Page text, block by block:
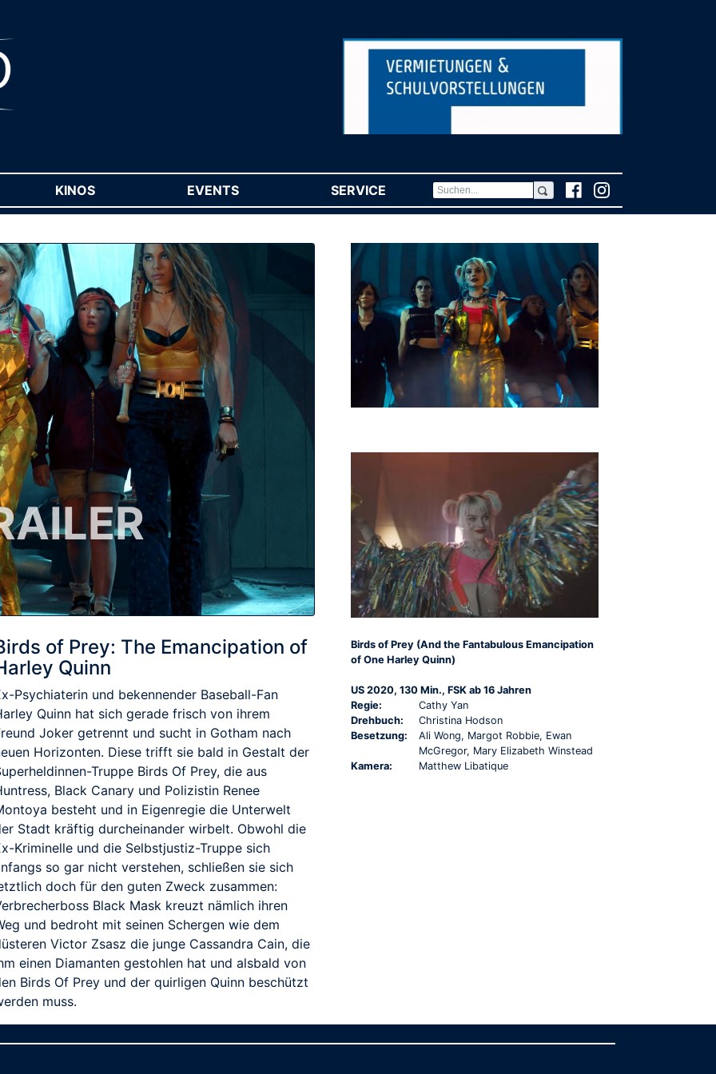
KINOS EVENTS SERVICE (CURRENT)
of Prey: The Emancipation of
Quinn
Psychiaterin und bekennender Baseball-Fan
Quinn hat sich gerade frisch von ihrem
Joker getrennt und sucht in Gotham nach
Horizonten. Diese trifft sie bald in Gestalt der
Truppe Birds Of Prey, die aus
Black Canary und Polizistin Renee
besteht und in Eigenregie die Unterwelt
Stadt kräftig durcheinander wirbelt. Obwohl die
Kriminelle und die Selbstjustiz-Truppe sich
so gar nicht verstehen, schließen sie sich
doch für den guten Zweck zusammen:
Black Mask kreuzt nämlich ihren
und bedroht mit seinen Schergen wie dem
Victor Zsasz die junge Cassandra Cain, die
einen Diamanten gestohlen hat und alsbald von
Birds Of Prey und der quirligen Quinn beschützt
muss.
Birds of Prey (And the Fantabulous Emancipation
of One Harley Quinn)
US 2020, 130 Min., FSK ab 16 Jahren
Regie:
Cathy Yan
Drehbuch:
Christina Hodson
Besetzung:
Ali Wong, Margot Robbie, Ewan
McGregor, Mary Elizabeth Winstead
Kamera:
Matthew Libatique